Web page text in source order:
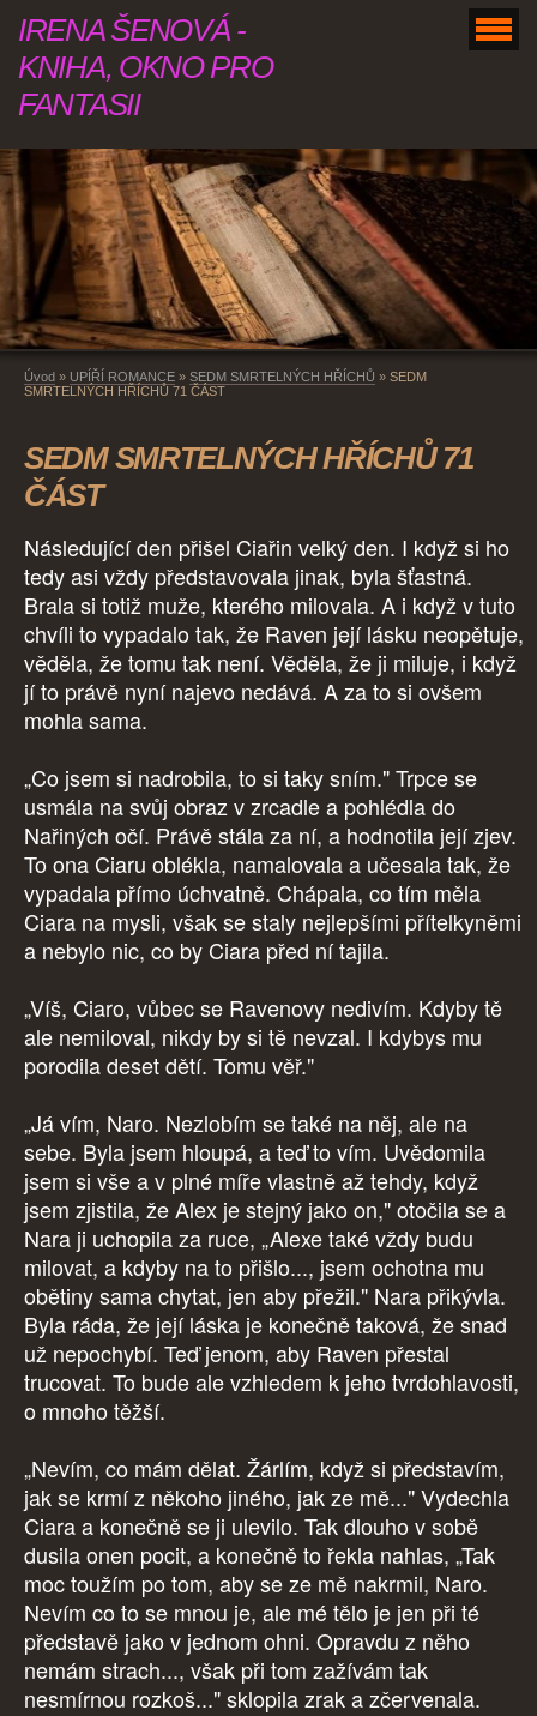
IRENA ŠENOVÁ -
KNIHA, OKNO PRO
FANTASII
Úvod » UPÍŘÍ ROMANCE » SEDM SMRTELNÝCH HŘÍCHŮ » SEDM
SMRTELNÝCH HŘÍCHŮ 71 ČÁST
SEDM SMRTELNÝCH HŘÍCHŮ 71
ČÁST
Následující den přišel Ciařin velký den. I když si ho
tedy asi vždy představovala jinak, byla šťastná.
Brala si totiž muže, kterého milovala. A i když v tuto
chvíli to vypadalo tak, že Raven její lásku neopětuje,
věděla, že tomu tak není. Věděla, že ji miluje, i když
jí to právě nyní najevo nedává. A za to si ovšem
mohla sama.
„Co jsem si nadrobila, to si taky sním." Trpce se
usmála na svůj obraz v zrcadle a pohlédla do
Nařiných očí. Právě stála za ní, a hodnotila její zjev.
To ona Ciaru oblékla, namalovala a učesala tak, že
vypadala přímo úchvatně. Chápala, co tím měla
Ciara na mysli, však se staly nejlepšími přítelkyněmi
a nebylo nic, co by Ciara před ní tajila.
„Víš, Ciaro, vůbec se Ravenovy nedivím. Kdyby tě
ale nemiloval, nikdy by si tě nevzal. I kdybys mu
porodila deset dětí. Tomu věř."
„Já vím, Naro. Nezlobím se také na něj, ale na
sebe. Byla jsem hloupá, a teď to vím. Uvědomila
jsem si vše a v plné míře vlastně až tehdy, když
jsem zjistila, že Alex je stejný jako on," otočila se a
Nara ji uchopila za ruce, „Alexe také vždy budu
milovat, a kdyby na to přišlo..., jsem ochotna mu
obětiny sama chytat, jen aby přežil." Nara přikývla.
Byla ráda, že její láska je konečně taková, že snad
už nepochybí. Teď jenom, aby Raven přestal
trucovat. To bude ale vzhledem k jeho tvrdohlavosti,
o mnoho těžší.
„Nevím, co mám dělat. Žárlím, když si představím,
jak se krmí z někoho jiného, jak ze mě..." Vydechla
Ciara a konečně se ji ulevilo. Tak dlouho v sobě
dusila onen pocit, a konečně to řekla nahlas, „Tak
moc toužím po tom, aby se ze mě nakrmil, Naro.
Nevím co to se mnou je, ale mé tělo je jen při té
představě jako v jednom ohni. Opravdu z něho
nemám strach..., však při tom zažívám tak
nesmírnou rozkoš..." sklopila zrak a zčervenala.